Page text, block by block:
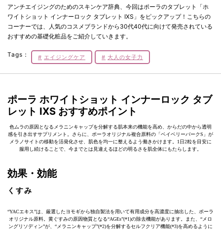
アンチエイジングのためのスキンケア辞典、今回はポーラのタブレット「ホ
ワイトショット インナーロック タブレット IXS」をピックアップ！こちらの
コーナーでは、人気のコスメブランドから30代40代に向けて発売されている
おすすめの基礎化粧品をご紹介していきます。
Tags： エイジングケア 大人の女子力
ポーラ ホワイトショット インナーロック タブ
レット IXS おすすめポイント
色ムラの原因となるメラニンキャップを分解する肌本来の機能を高め、からだの中から透明
感を引き出すサプリメント。さらに、ポーラオリジナル複合原料の「ベイベリーバークS」が
メラノサイトの移動を活発化させ、肌色を均一に整えるよう働きかけます。1日2粒を目安に
服用し続けることで、今までとは見違えるほどの明るさを肌全体にもたらします。
効果・効能
くすみ
“YACエキス”は、厳選したヨモギから独自製法を用いて有用成分を高濃度に抽出した、ポーラ
オリジナル原料。黄ぐすみの原因物質となる“AGEs”(*1)の除去機能があります。また、“メロ
ングリソディン”が、“メラニンキャップ”(*2)を分解するセルフクリア機能(*3)を高めるように